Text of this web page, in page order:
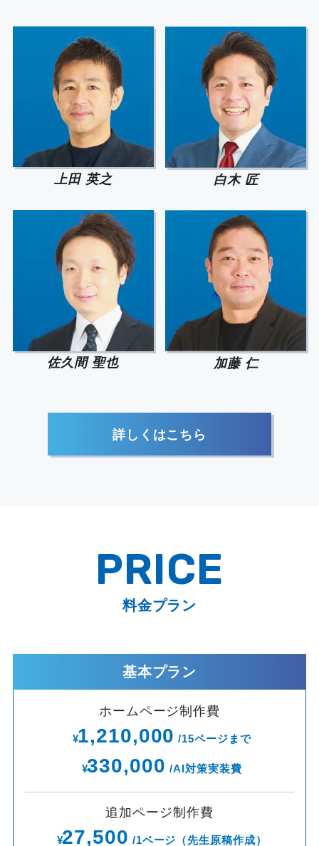
上田 英之 白木 匠
佐久間 聖也 加藤 仁
詳しくはこちら
PRICE
料金プラン
基本プラン
ホームページ制作費
¥1,210,000 /15ページまで
¥330,000 /AI対策実装費
追加ページ制作費
¥27,500 /1ページ（先生原稿作成）